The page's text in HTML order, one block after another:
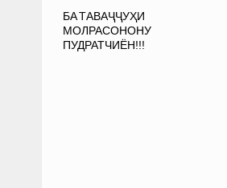
БА ТАВАҶҶУҲИ
МОЛРАСОНОНУ
ПУДРАТЧИЁН!!!